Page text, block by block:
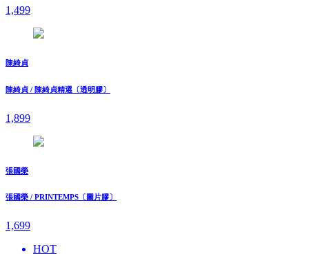
1,499
陳綺貞
陳綺貞 / 陳綺貞精選〔透明膠〕
1,899
張國榮
張國榮 / PRINTEMPS〔圖片膠〕
1,699
HOT